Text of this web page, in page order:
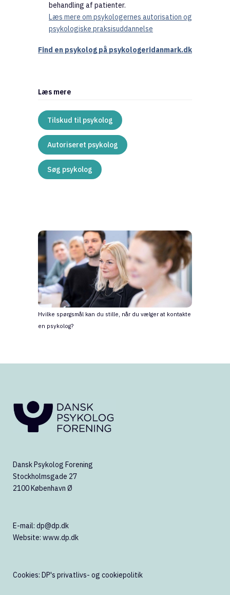
behandling af patienter.
Læs mere om psykologernes autorisation og
psykologiske praksisuddannelse
Find en psykolog på psykologeridanmark.dk
Læs mere
Tilskud til psykolog
Autoriseret psykolog
Søg psykolog
Hvilke spørgsmål kan du stille, når du vælger at kontakte
en psykolog?
Dansk Psykolog Forening
Stockholmsgade 27
2100 København Ø
E-mail: dp@dp.dk
Website: www.dp.dk
Cookies: DP's privatlivs- og cookiepolitik